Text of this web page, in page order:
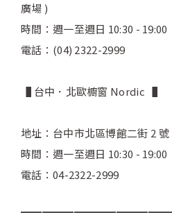
廣場 )
時間：週一至週日 10:30 - 19:00
電話：(04) 2322-2999
▐ 台中．北歐櫥窗 Nordic ▐
地址：台中市北區博館二街 2
時間：週一至週日 10:30 - 19:00
電話：04-2322-2999